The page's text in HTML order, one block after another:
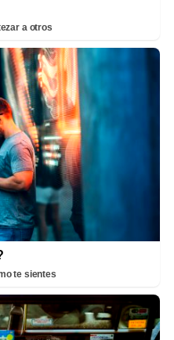
a otros
te sientes